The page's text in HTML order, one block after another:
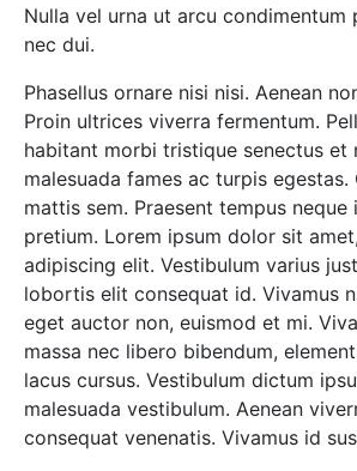
Nulla vel urna ut arcu condimentum
nec dui.
Phasellus ornare nisi nisi. Aenean
Proin ultrices viverra fermentum.
habitant morbi tristique senectus et
malesuada fames ac turpis egestas.
mattis sem. Praesent tempus neque
pretium. Lorem ipsum dolor sit
adipiscing elit. Vestibulum varius
lobortis elit consequat id. Vivamus
eget auctor non, euismod et mi.
massa nec libero bibendum,
lacus cursus. Vestibulum dictum
malesuada vestibulum. Aenean
consequat venenatis. Vivamus id